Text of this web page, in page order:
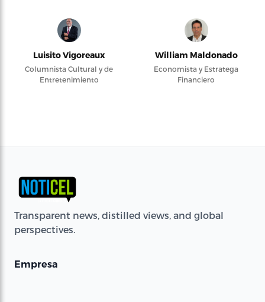
Luisito Vigoreaux
Columnista Cultural y de
Entretenimiento
William Maldonado
Economista y Estratega
Financiero
Transparent news, distilled views, and global
perspectives.
Empresa